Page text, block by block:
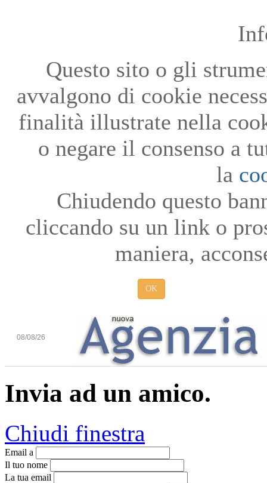
Questo sito o gli
avvalgono di cookie
finalità illustrate nella
o negare il consenso a
la
Chiudendo questo
cliccando su un link o
maniera,
OK
08/08/26
Invia ad un amico.
Chiudi finestra
Email a
Il tuo nome
La tua email